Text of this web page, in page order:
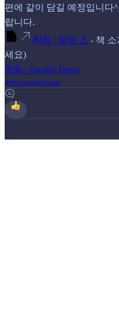
편에 같이 담길 예정입니다
랍니다.
취화 : 일몽 上 - 책
세요)
취화 - Google Drive
drive.google.com